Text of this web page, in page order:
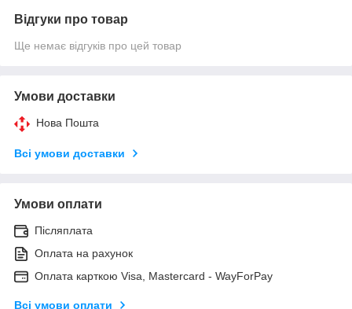
Відгуки про товар
Ще немає відгуків про цей товар
Умови доставки
Нова Пошта
Всі умови доставки
Умови оплати
Післяплата
Оплата на рахунок
Оплата карткою Visa, Mastercard - WayForPay
Всі умови оплати